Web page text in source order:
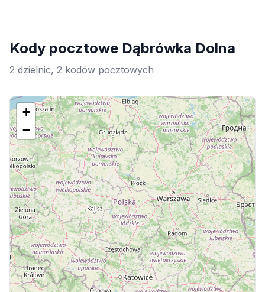
Kody pocztowe Dąbrówka Dolna
2 dzielnic, 2 kodów pocztowych
+
−